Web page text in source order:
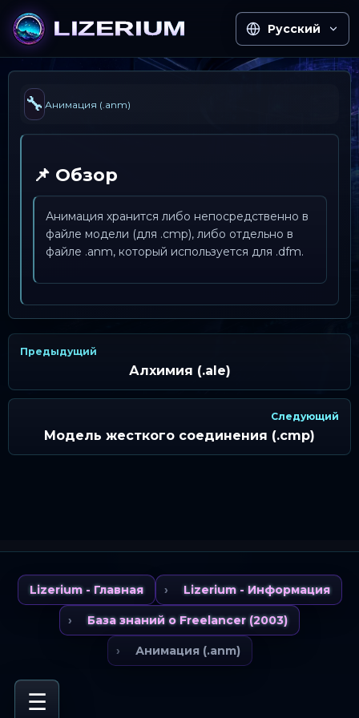
Русский
🔧 Анимация (.anm)
📌 Обзор
Анимация хранится либо непосредственно в
файле модели (для .cmp), либо отдельно в
файле .anm, который используется для .dfm.
Предыдущий
Алхимия (.ale)
Следующий
Модель жесткого соединения (.cmp)
Lizerium - Главная Lizerium - Информация
База знаний о Freelancer (2003)
Анимация (.anm)
☰